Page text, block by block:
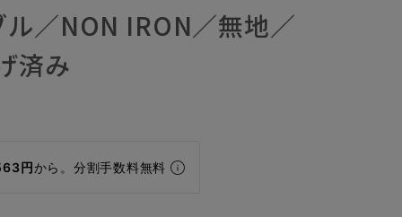
ル／NON IRON／無地／
済み
円から。分割手数料無料